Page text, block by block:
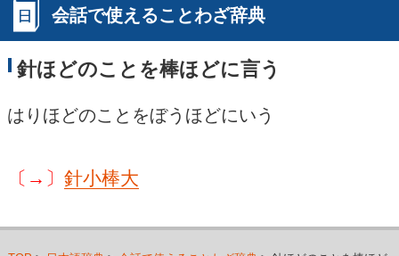
会話で使えることわざ辞典
針ほどのことを棒ほどに言う
はりほどのことをぼうほどにいう
〔→〕 針小棒大